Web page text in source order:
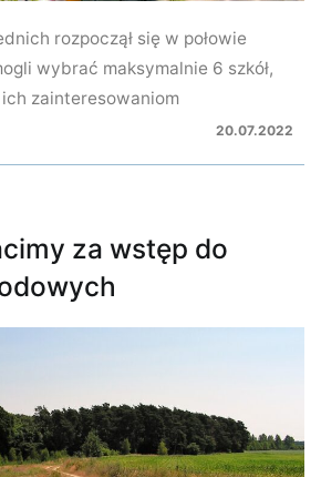
rozpoczął się w połowie
wybrać maksymalnie 6 szkół,
zainteresowaniom
20.07.2022
za wstęp do